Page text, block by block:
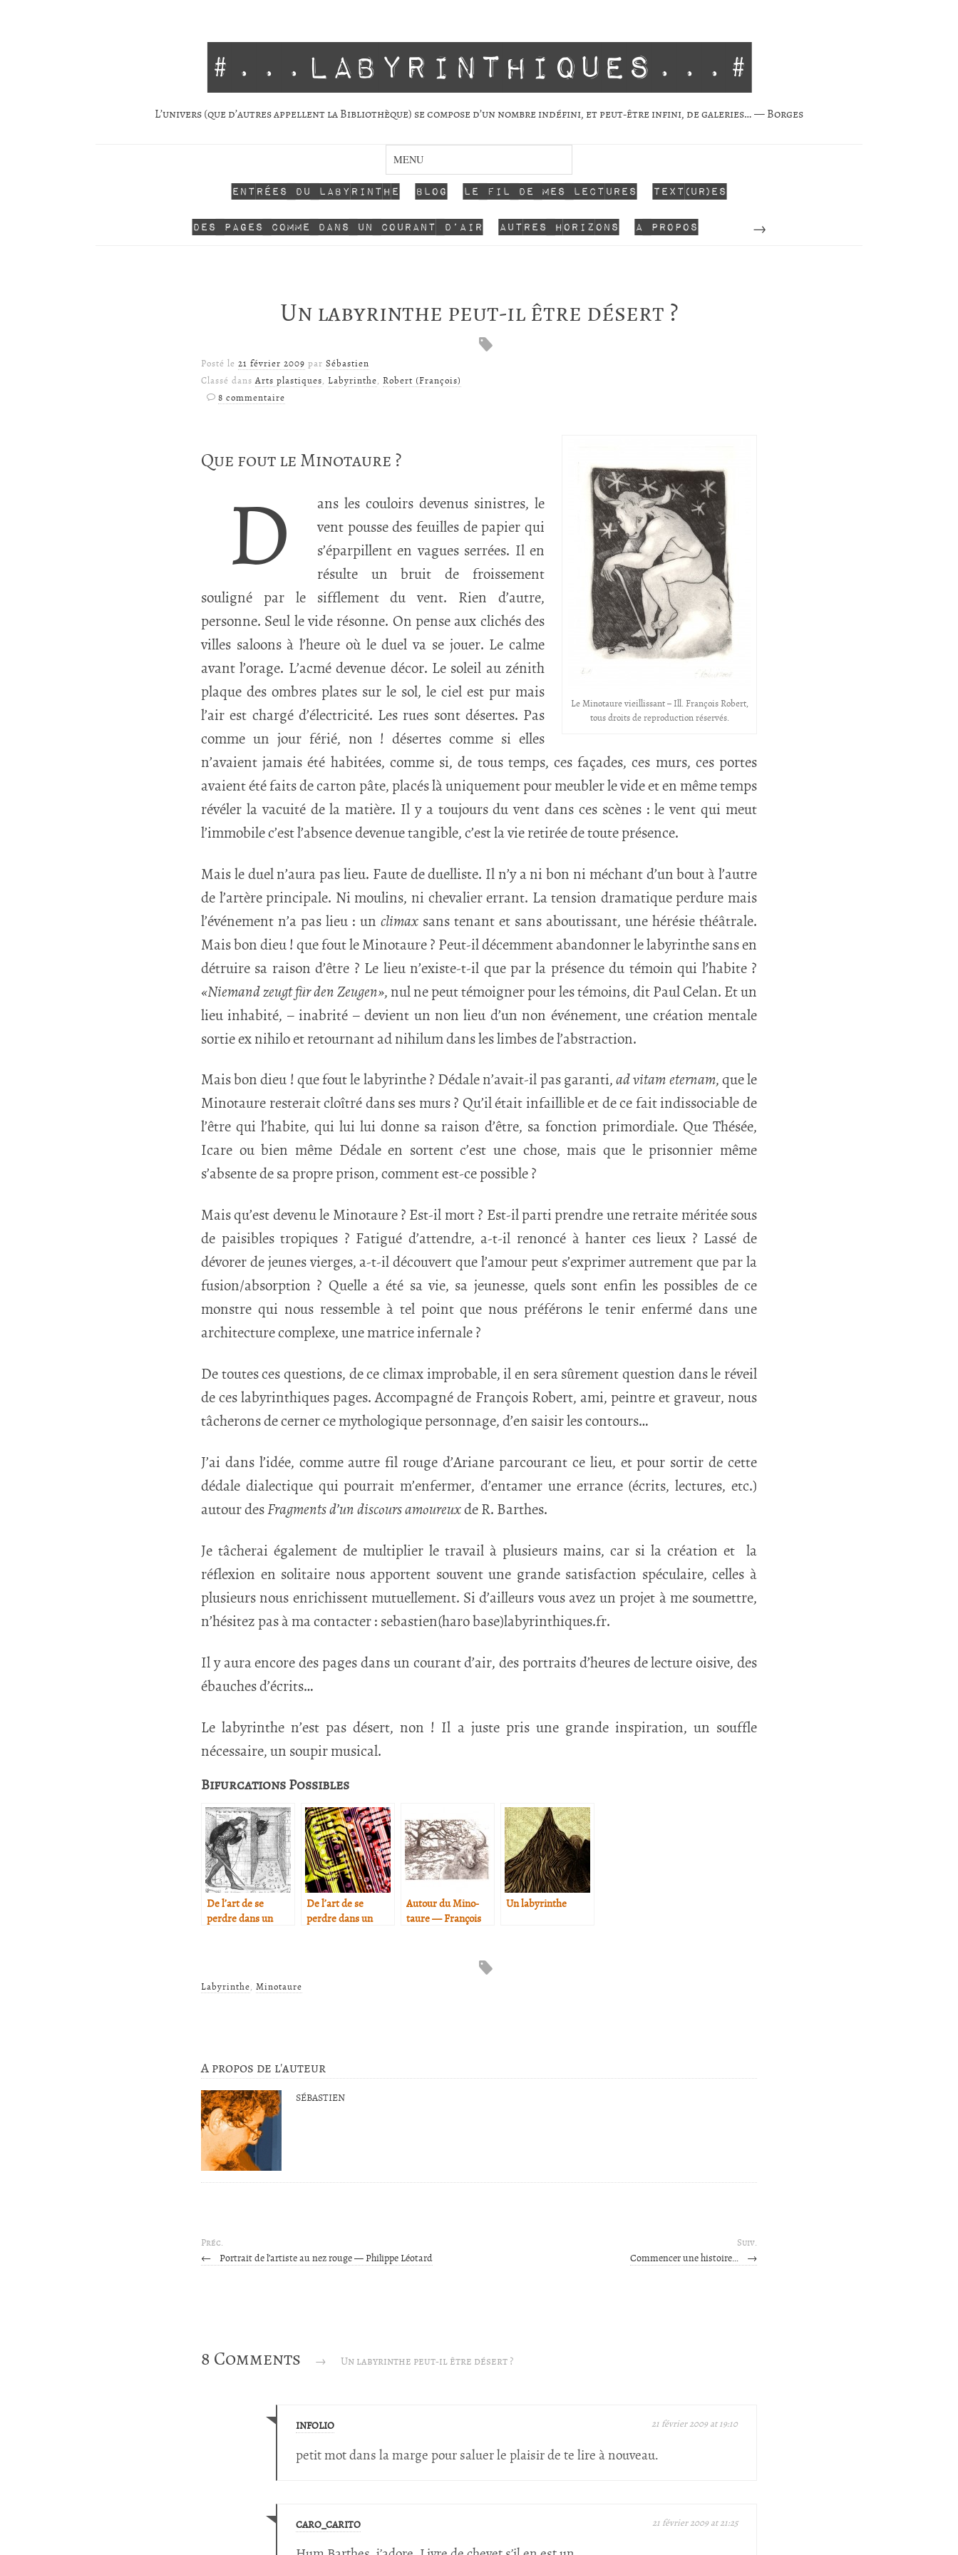
#...labyrinthiques...#
L’univers (que d’autres appellent la Biblio­thèque) se com­pose d’un nombre indé­fini, et peut-être infini, de gale­ries… — Borges
Entrées du labyrinthe Blog Le fil de mes lectures Text(ur)es
Des pages comme dans un courant d’air Autres horizons A propos
Un labyrinthe peut-il être désert ?
Posté le 21 février 2009 par Sébastien
Classé dansArts plastiques, Labyrinthe, Robert (François)
8 commentaire
Le Minotaure vieillissant – Ill. François Robert,
tous droits de reproduction réservés.
Que fout le Minotaure ?
D
ans les couloirs devenus sinistres, le
vent pousse des feuilles de papier qui
s’éparpillent en vagues serrées. Il en
résulte un bruit de froissement
souligné par le sifflement du vent. Rien d’autre,
personne. Seul le vide résonne. On pense aux clichés des
villes saloons à l’heure où le duel va se jouer. Le calme
avant l’orage. L’acmé devenue décor. Le soleil au zénith
plaque des ombres plates sur le sol, le ciel est pur mais
l’air est chargé d’électricité. Les rues sont désertes. Pas
comme un jour férié, non ! désertes comme si elles
n’avaient jamais été habitées, comme si, de tous temps, ces façades, ces murs, ces portes
avaient été faits de carton pâte, placés là uniquement pour meubler le vide et en même temps
révéler la vacuité de la matière. Il y a toujours du vent dans ces scènes : le vent qui meut
l’immobile c’est l’absence devenue tangible, c’est la vie retirée de toute présence.
Mais le duel n’aura pas lieu. Faute de duelliste. Il n’y a ni bon ni méchant d’un bout à l’autre
de l’artère principale. Ni moulins, ni chevalier errant. La tension dramatique perdure mais
l’événement n’a pas lieu : un climax sans tenant et sans aboutissant, une hérésie théâtrale.
Mais bon dieu ! que fout le Minotaure ? Peut-il décemment abandonner le labyrinthe sans en
détruire sa raison d’être ? Le lieu n’existe-t-il que par la présence du témoin qui l’habite ?
«Niemand zeugt für den Zeugen», nul ne peut témoigner pour les témoins, dit Paul Celan. Et un
lieu inhabité, – inabrité – devient un non lieu d’un non événement, une création mentale
sortie ex nihilo et retournant ad nihilum dans les limbes de l’abstraction.
Mais bon dieu ! que fout le labyrinthe ? Dédale n’avait-il pas garanti,ad vitam eternam, que le
Minotaure resterait cloîtré dans ses murs ? Qu’il était infaillible et de ce fait indissociable de
l’être qui l’habite, qui lui lui donne sa raison d’être, sa fonction primordiale. Que Thésée,
Icare ou bien même Dédale en sortent c’est une chose, mais que le prisonnier même
s’absente de sa propre prison, comment est-ce possible ?
Mais qu’est devenu le Minotaure ? Est-il mort ? Est-il parti prendre une retraite méritée sous
de paisibles tropiques ? Fatigué d’attendre, a-t-il renoncé à hanter ces lieux ? Lassé de
dévorer de jeunes vierges, a-t-il découvert que l’amour peut s’exprimer autrement que par la
fusion/absorption ? Quelle a été sa vie, sa jeunesse, quels sont enfin les possibles de ce
monstre qui nous ressemble à tel point que nous préférons le tenir enfermé dans une
architecture complexe, une matrice infernale ?
De toutes ces questions, de ce climax improbable, il en sera sûrement question dans le réveil
de ces labyrinthiques pages. Accompagné de François Robert, ami, peintre et graveur, nous
tâcherons de cerner ce mythologique personnage, d’en saisir les contours…
J’ai dans l’idée, comme autre fil rouge d’Ariane parcourant ce lieu, et pour sortir de cette
dédale dialectique qui pourrait m’enfermer, d’entamer une errance (écrits, lectures, etc.)
autour desFragments d’un discours amoureuxde R. Barthes.
Je tâcherai également de multiplier le travail à plusieurs mains, car si la création et la
réflexion en solitaire nous apportent souvent une grande satisfaction spéculaire, celles à
plusieurs nous enrichissent mutuellement. Si d’ailleurs vous avez un projet à me soumettre,
n’hésitez pas à ma contacter : sebastien(haro base)labyrinthiques.fr.
Il y aura encore des pages dans un courant d’air, des portraits d’heures de lecture oisive, des
ébauches d’écrits…
Le labyrinthe n’est pas désert, non ! Il a juste pris une grande inspiration, un souffle
nécessaire, un soupir musical.
Bifurcations Possibles
De l’art de se
perdre dans un
De l’art de se
perdre dans un
Autour du Mino­
taure — Fran­çois
Un labyrinthe
Labyrinthe, Minotaure
A propos de l'auteur
SÉBASTIEN
Préc.
← Portrait de l’artiste au nez rouge — Philippe Léotard
Suiv.
Commencer une histoire… →
8 Comments → Un labyrinthe peut-il être désert ?
INFOLIO 21 février 2009 at 19:10
petit mot dans la marge pour saluer le plaisir de te lire à nouveau.
CARO_CARITO 21 février 2009 at 21:25